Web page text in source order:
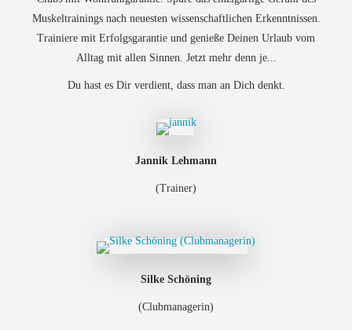
Muskeltrainings nach neuesten wissenschaftlichen Erkenntnissen.
Trainiere mit Erfolgsgarantie und genieße Deinen Urlaub vom
Alltag mit allen Sinnen. Jetzt mehr denn je...
Du hast es Dir verdient, dass man an Dich denkt.
Jannik Lehmann
(Trainer)
Silke Schöning
(Clubmanagerin)